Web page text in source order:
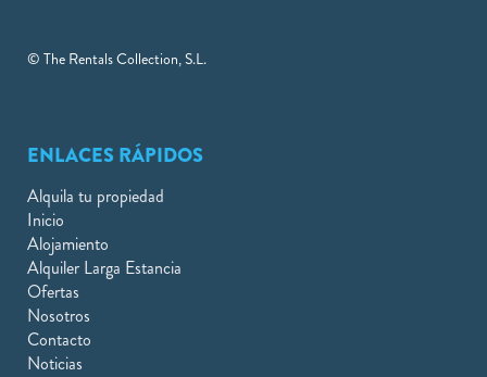
© The Rentals Collection, S.L.
ENLACES RÁPIDOS
Alquila tu propiedad
Inicio
Alojamiento
Alquiler Larga Estancia
Ofertas
Nosotros
Contacto
Noticias